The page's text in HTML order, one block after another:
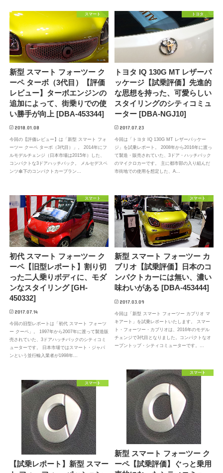
スマート
新型 スマート フォーツー ク
ーペ ターボ（3代目）【評価
レビュー】ターボエンジンの
追加によって、街乗りでの使
い勝手が向上 [DBA-453344]
2018.01.08
今回の【評価レビュー】は「新型 スマート フォ
ーツー クーペ ターボ（3代目）」。 2014年にフ
ルモデルチェンジ（日本市場は2015年）した、
コンパクトな3ドアハッチバック。 メルセデスベ
ンツ傘下のコンパクトカーブラン…
トヨタ
トヨタ IQ 130G MT レザーパ
ッケージ【試乗評価】先進的
な思想を持った、可愛らしい
スタイリングのシティコミュ
ーター [DBA-NGJ10]
2017.07.23
今回は「トヨタ IQ 130G MT レザーパッケー
ジ」を試乗レポート。 2008年から2016年に渡っ
て製造・販売されていた、3ドア・ハッチバック
のマイクロカーです。 主に都市部の入り組んだ
市街地での使用を想定した、A…
スマート
初代 スマート フォーツー ク
ーペ【旧型レポート】割り切
った二人乗りボディに、モダ
ンなスタイリング [GH-
450332]
2017.07.14
今回の旧型レポートは「初代 スマート フォーツ
ー クーペ」。 1997年から2007年に渡って製造販
売されていた、3ドアハッチバックのシティコミ
ューターです。 日本市場ではスマート・ジャパ
ンという並行輸入業者が1998年…
スマート
新型 スマート フォーツー カ
ブリオ【試乗評価】日本のコ
ンパクトカーには無い、濃い
味わいがある [DBA-453444]
2017.03.09
今回は「新型 スマート フォーツー カブリオ マ
キアート」を試乗レポートいたします。 スマー
ト・フォーツー・カブリオは、2016年のモデル
チェンジで3代目となりました。コンパクトなオ
ープントップ・シティコミューターです。…
スマート
新型 スマート フォーツー ク
ーペ【試乗評価】ぐっと乗用
スマート
【試乗レポート】新型 スマー